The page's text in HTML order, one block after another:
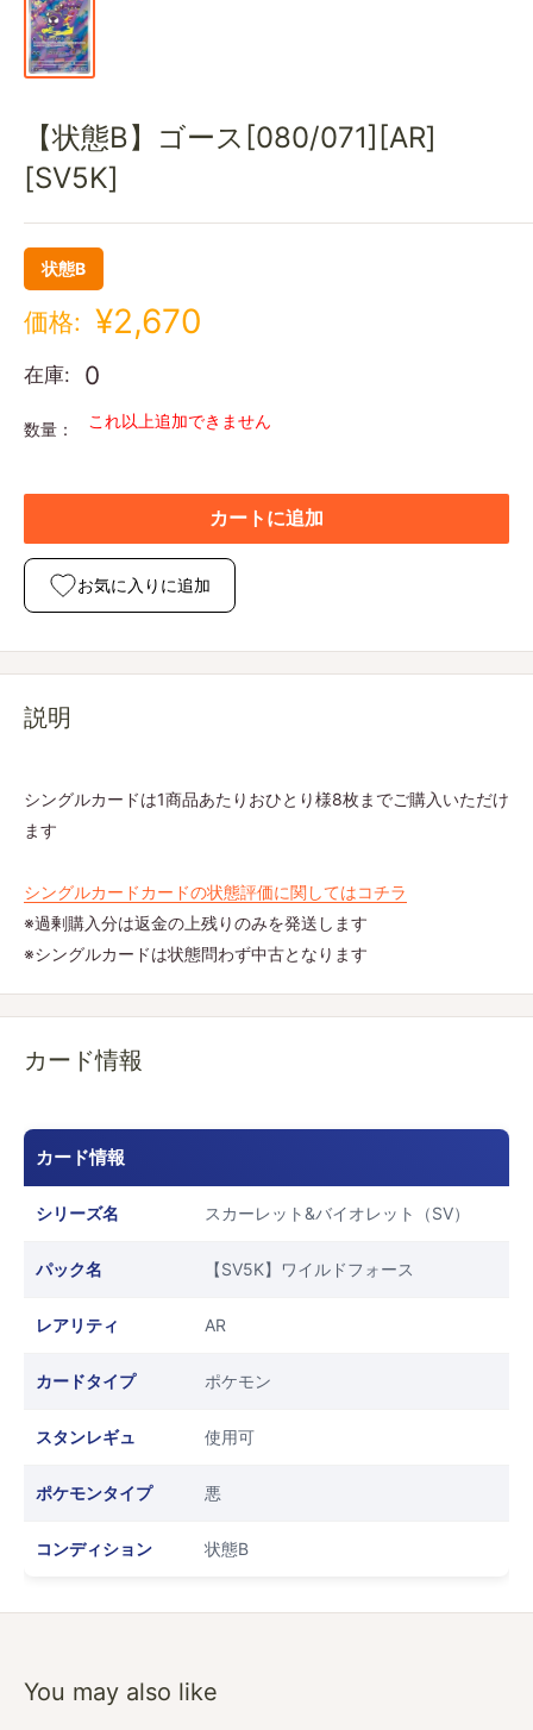
【状態B】ゴース[080/071][AR]
[SV5K]
状態B
価格: ¥2,670
在庫: 0
数量： これ以上追加できません
カートに追加
お気に入りに追加
説明
シングルカードは1商品あたりおひとり様8枚までご購入いただけ
ます
シングルカードカードの状態評価に関してはコチラ
※過剰購入分は返金の上残りのみを発送します
※シングルカードは状態問わず中古となります
カード情報
カード情報
シリーズ名 スカーレット&バイオレット（SV）
パック名 【SV5K】ワイルドフォース
レアリティ AR
カードタイプ ポケモン
スタンレギュ 使用可
ポケモンタイプ 悪
コンディション 状態B
You may also like